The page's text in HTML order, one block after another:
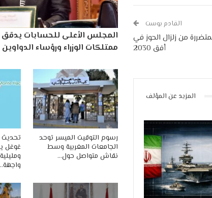
القادم بوست
من زلزال الحوز في
أفق 2030
المزيد عن المؤلف
المجلس الأعلى للحسابات
ممتلكات الوزراء ورؤساء
رسوم التوقيت الميسر توحد
الجامعات المغربية وسط
نقاش متواصل حول…
غوغل